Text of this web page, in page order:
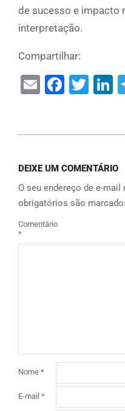
de sucesso e impacto
interpretação.
Compartilhar:
Email
DEIXE UM COMENTÁRIO
O seu endereço de e-
obrigatórios são
Comentário
*
Nome *
E-mail *